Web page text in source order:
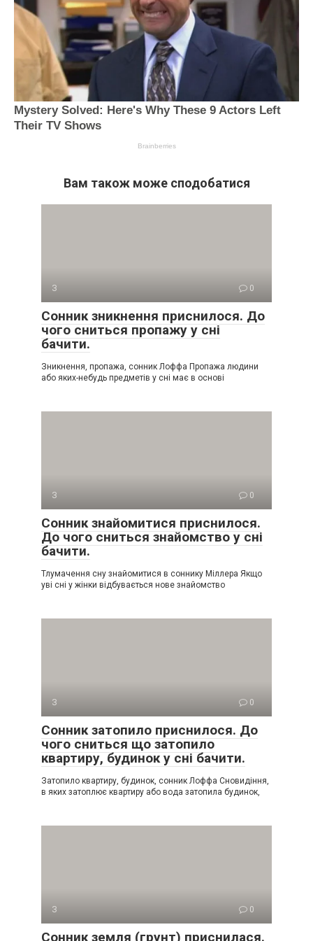
Вам також може сподобатися
З 0
Сонник зникнення приснилося. До
чого сниться пропажу у сні
бачити.
Зникнення, пропажа, сонник Лоффа Пропажа людини
або яких-небудь предметів у сні має в основі
З 0
Сонник знайомитися приснилося.
До чого сниться знайомство у сні
бачити.
Тлумачення сну знайомитися в соннику Міллера Якщо
уві сні у жінки відбувається нове знайомство
З 0
Сонник затопило приснилося. До
чого сниться що затопило
квартиру, будинок у сні бачити.
Затопило квартиру, будинок, сонник Лоффа Сновидіння,
в яких затоплює квартиру або вода затопила будинок,
З 0
Сонник земля (грунт) приснилася.